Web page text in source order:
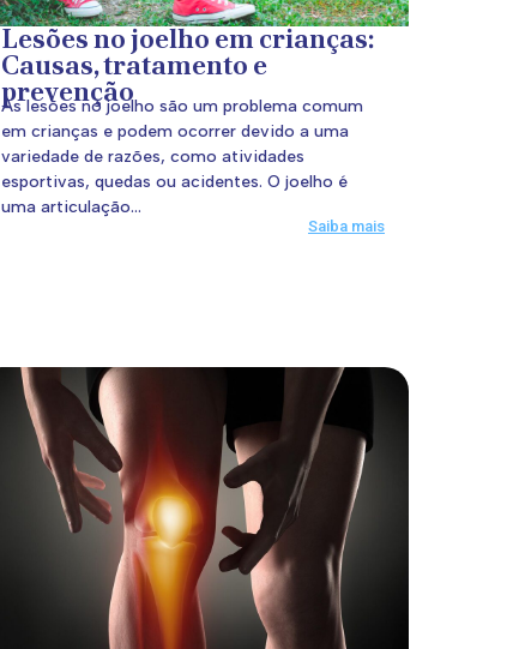
Lesões no joelho em crianças:
Causas, tratamento e
prevenção
As lesões no joelho são um problema comum
em crianças e podem ocorrer devido a uma
variedade de razões, como atividades
esportivas, quedas ou acidentes. O joelho é
uma articulação...
Saiba mais